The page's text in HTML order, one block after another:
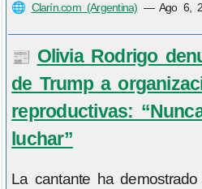
🌐 Clarín.com (Argentina) — Ago 6,
📰 Olivia Rodrigo
de Trump a
reproductivas:
luchar”
La cantante ha